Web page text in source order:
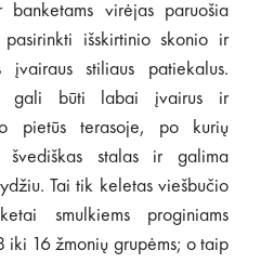
banketams virėjas paruošia
išskirtinio skonio ir
įvairaus stiliaus patiekalus.
gali būti labai įvairus ir
pietūs terasoje, po kurių
švediškas stalas ir galima
Tai tik keletas viešbučio
smulkiems proginiams
iki 16 žmonių grupėms; o taip